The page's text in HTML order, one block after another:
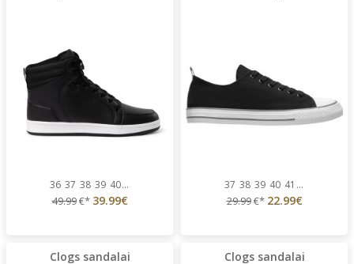
36 37 38 39 40...
49.99€* 39.99€
37 38 39 40 41 ...
29.99€* 22.99€
Clogs sandalai Clogs sandalai